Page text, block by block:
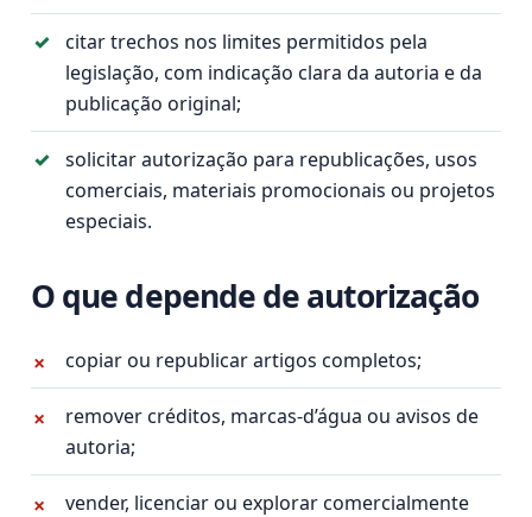
citar trechos nos limites permitidos pela
legislação, com indicação clara da autoria e da
publicação original;
solicitar autorização para republicações, usos
comerciais, materiais promocionais ou projetos
especiais.
O que depende de autorização
copiar ou republicar artigos completos;
remover créditos, marcas-d’água ou avisos de
autoria;
vender, licenciar ou explorar comercialmente